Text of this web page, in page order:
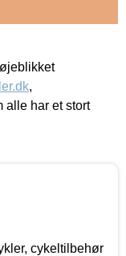
,
alle har et stort
cykeltilbehør